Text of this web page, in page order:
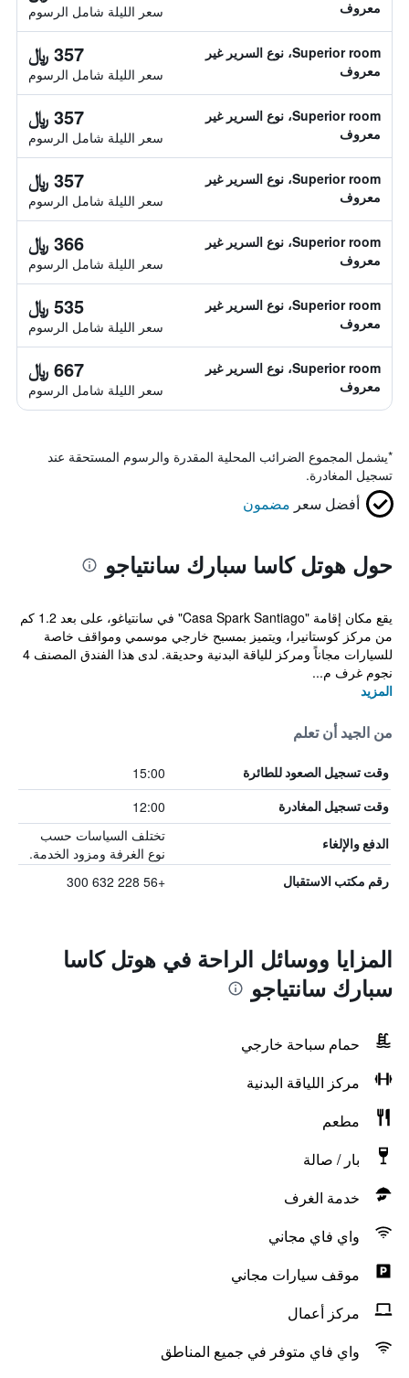
معروف سعر الليلة شامل الرسوم
Superior room، نوع السرير غير
معروف
357 ﷼
سعر الليلة شامل الرسوم
Superior room، نوع السرير غير
معروف
357 ﷼
سعر الليلة شامل الرسوم
Superior room، نوع السرير غير
معروف
357 ﷼
سعر الليلة شامل الرسوم
Superior room، نوع السرير غير
معروف
366 ﷼
سعر الليلة شامل الرسوم
Superior room، نوع السرير غير
معروف
535 ﷼
سعر الليلة شامل الرسوم
Superior room، نوع السرير غير
معروف
667 ﷼
سعر الليلة شامل الرسوم
*يشمل المجموع الضرائب المحلية المقدرة والرسوم المستحقة عند
تسجيل المغادرة.
أفضل سعر مضمون
حول هوتل كاسا سبارك سانتياجو
يقع مكان إقامة "Casa Spark Santiago" في سانتياغو، على بعد 1.2 كم
من مركز كوستانيرا، ويتميز بمسبح خارجي موسمي ومواقف خاصة
للسيارات مجاناً ومركز للياقة البدنية وحديقة. لدى هذا الفندق المصنف 4
نجوم غرف م...
المزيد
من الجيد أن تعلم
وقت تسجيل الصعود للطائرة 15:00
وقت تسجيل المغادرة 12:00
الدفع والإلغاء
تختلف السياسات حسب
نوع الغرفة ومزود الخدمة.
رقم مكتب الاستقبال +56 228 632 300
المزايا ووسائل الراحة في هوتل كاسا
سبارك سانتياجو
حمام سباحة خارجي
مركز اللياقة البدنية
مطعم
بار / صالة
خدمة الغرف
واي فاي مجاني
موقف سيارات مجاني
مركز أعمال
واي فاي متوفر في جميع المناطق